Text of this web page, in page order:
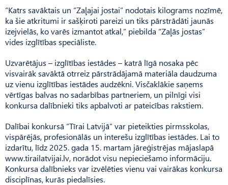
“Katrs savāktais un “Zaļajai jostai” nodotais kilograms nozīmē,
ka šie atkritumi ir sašķiroti pareizi un tiks pārstrādāti jaunās
izejvielās, ko varēs izmantot atkal,” piebilda “Zaļās jostas”
vides izglītības speciāliste.
Uzvarētājus – izglītības iestādes – katrā līgā nosaka pēc
visvairāk savāktā otrreiz pārstrādājamā materiāla daudzuma
uz vienu izglītības iestādes audzēkni. Visčaklākie saņems
vērtīgas balvas no sadarbības partneriem, un pilnīgi visi
konkursa dalībnieki tiks apbalvoti ar pateicības rakstiem.
Dalībai konkursā “Tīrai Latvijā” var pieteikties pirmsskolas,
vispārējās, profesionālās un interešu izglītības iestādes. Lai to
izdarītu, līdz 2025. gada 15. martam jāreģistrējas mājaslapā
www.tirailatvijai.lv, norādot visu nepieciešamo informāciju.
Konkursa dalībnieks var izvēlēties vienu vai vairākas konkursa
disciplīnas, kurās piedalīsies.